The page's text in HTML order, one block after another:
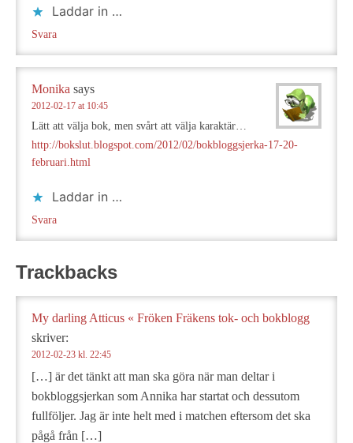
Laddar in …
Svara
Monika says
2012-02-17 at 10:45
Lätt att välja bok, men svårt att välja karaktär…
http://bokslut.blogspot.com/2012/02/bokbloggsjerka-17-20-
februari.html
Laddar in …
Svara
Trackbacks
My darling Atticus « Fröken Fräkens tok- och bokblogg
skriver:
2012-02-23 kl. 22:45
[…] är det tänkt att man ska göra när man deltar i
bokbloggsjerkan som Annika har startat och dessutom
fullföljer. Jag är inte helt med i matchen eftersom det ska
pågå från […]